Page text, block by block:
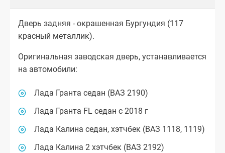
Дверь задняя - окрашенная Бургундия (117
красный металлик).
Оригинальная заводская дверь, устанавливается
на автомобили:
Лада Гранта седан (ВАЗ 2190)
Лада Гранта FL седан с 2018 г
Лада Калина седан, хэтчбек (ВАЗ 1118, 1119)
Лада Калина 2 хэтчбек (ВАЗ 2192)